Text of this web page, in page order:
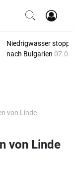
Niedrigwasser
nach Bulgarien
von Linde
von Linde